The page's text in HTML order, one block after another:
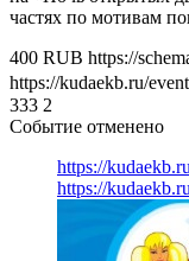
частях по мотивам
400 RUB https://
https://kudaekb.ru/
333 2
Событие отменено
https://
https://